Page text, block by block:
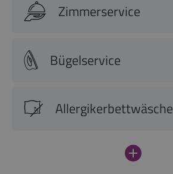
Zimmerservice
Bügelservice
Allergikerbettwäsche